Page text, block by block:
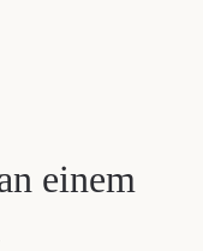
einem